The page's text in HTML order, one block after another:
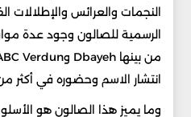
النجمات والعرائس والإطلالات
الرسمية للصالون وجود عدة
انتشار الاسم وحضوره في أكثر
وما يميز هذا الصالون هو